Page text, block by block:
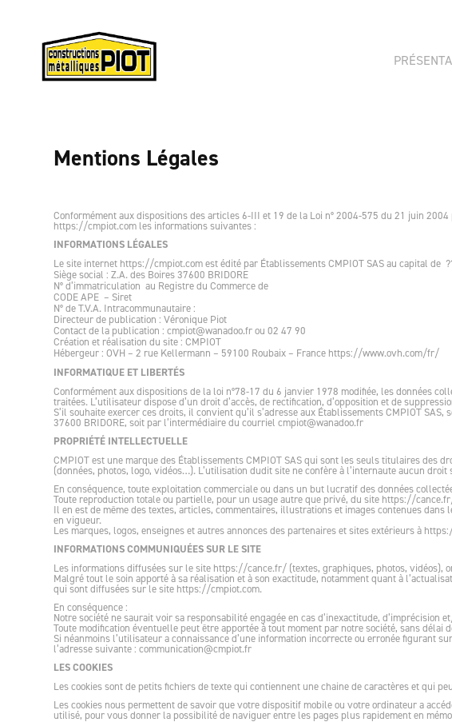
Mentions Légales
Conformément aux dispositions des articles 6-III et 19 de la Loi n° 2004-575 du 21 juin
https://cmpiot.com les informations suivantes :
INFORMATIONS LÉGALES
Le site internet https://cmpiot.com est édité par Établissements CMPIOT SAS au capital de
Siège social : Z.A. des Boires 37600 BRIDORE
N° d’immatriculation au Registre du Commerce de
CODE APE – Siret
N° de T.V.A. Intracommunautaire :
Directeur de publication : Véronique Piot
Contact de la publication : cmpiot@wanadoo.fr ou 02 47 90
Création et réalisation du site : CMPIOT
Hébergeur : OVH – 2 rue Kellermann – 59100 Roubaix – France https://www.ovh.com/fr/
INFORMATIQUE ET LIBERTÉS
Conformément aux dispositions de la loi n°78-17 du 6 janvier 1978 modifiée, les données
traitées. L’utilisateur dispose d’un droit d’accès, de rectification, d’opposition et de
S’il souhaite exercer ces droits, il convient qu’il s’adresse aux Établissements CMPIOT
37600 BRIDORE, soit par l’intermédiaire du courriel cmpiot@wanadoo.fr
PROPRIÉTÉ INTELLECTUELLE
CMPIOT est une marque des Établissements CMPIOT SAS qui sont les seuls titulaires
(données, photos, logo, vidéos…). L’utilisation dudit site ne confère à l’internaute aucun
En conséquence, toute exploitation commerciale ou dans un but lucratif des données
Toute reproduction totale ou partielle, pour un usage autre que privé, du site https://
Il en est de même des textes, articles, commentaires, illustrations et images contenues
en vigueur.
Les marques, logos, enseignes et autres annonces des partenaires et sites extérieurs à
INFORMATIONS COMMUNIQUÉES SUR LE SITE
Les informations diffusées sur le site https://cance.fr/ (textes, graphiques, photos, vidéos),
Malgré tout le soin apporté à sa réalisation et à son exactitude, notamment quant à
qui sont diffusées sur le site https://cmpiot.com.
En conséquence :
Notre société ne saurait voir sa responsabilité engagée en cas d’inexactitude, d’imprécision
Toute modification éventuelle peut être apportée à tout moment par notre société, sans délai
Si néanmoins l’utilisateur a connaissance d’une information incorrecte ou erronée
l’adresse suivante : communication@cmpiot.fr
LES COOKIES
Les cookies sont de petits fichiers de texte qui contiennent une chaine de caractères et
Les cookies nous permettent de savoir que votre dispositif mobile ou votre ordinateur a
utilisé, pour vous donner la possibilité de naviguer entre les pages plus rapidement en